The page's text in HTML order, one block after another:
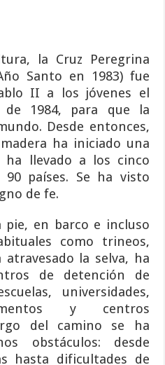
la Cruz Peregrina
Santo en 1983) fue
II a los jóvenes el
de 1984, para que la
Desde entonces,
ha iniciado una
ha llevado a los cinco
países. Se ha visto
de fe.
en barco e incluso
como trineos,
la selva, ha
de detención de
universidades,
y centros
del camino se ha
obstáculos: desde
hasta dificultades de